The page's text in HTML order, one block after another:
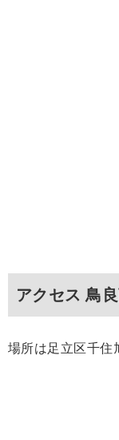
アクセス 鳥
場所は足立区千住